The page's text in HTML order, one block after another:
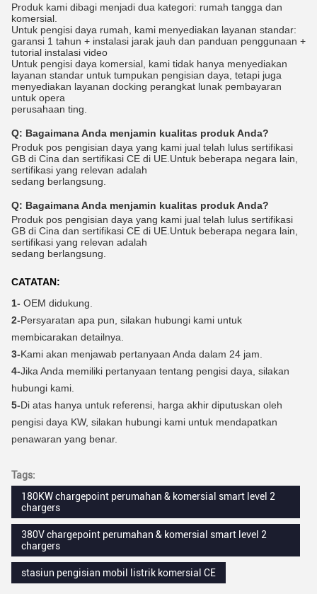
Produk kami dibagi menjadi dua kategori: rumah tangga dan
komersial.
Untuk pengisi daya rumah, kami menyediakan layanan standar:
garansi 1 tahun + instalasi jarak jauh dan panduan penggunaan +
tutorial instalasi video
Untuk pengisi daya komersial, kami tidak hanya menyediakan
layanan standar untuk tumpukan pengisian daya, tetapi juga
menyediakan layanan docking perangkat lunak pembayaran
untuk opera
perusahaan ting.
Q: Bagaimana Anda menjamin kualitas produk Anda?
Produk pos pengisian daya yang kami jual telah lulus sertifikasi
GB di Cina dan sertifikasi CE di UE.Untuk beberapa negara lain,
sertifikasi yang relevan adalah
sedang berlangsung.
Q: Bagaimana Anda menjamin kualitas produk Anda?
Produk pos pengisian daya yang kami jual telah lulus sertifikasi
GB di Cina dan sertifikasi CE di UE.Untuk beberapa negara lain,
sertifikasi yang relevan adalah
sedang berlangsung.
CATATAN:
1- OEM didukung.
2-Persyaratan apa pun, silakan hubungi kami untuk
membicarakan detailnya.
3-Kami akan menjawab pertanyaan Anda dalam 24 jam.
4-Jika Anda memiliki pertanyaan tentang pengisi daya, silakan
hubungi kami.
5-Di atas hanya untuk referensi, harga akhir diputuskan oleh
pengisi daya KW, silakan hubungi kami untuk mendapatkan
penawaran yang benar.
Tags:
180KW chargepoint perumahan & komersial smart level 2
chargers
380V chargepoint perumahan & komersial smart level 2
chargers
stasiun pengisian mobil listrik komersial CE